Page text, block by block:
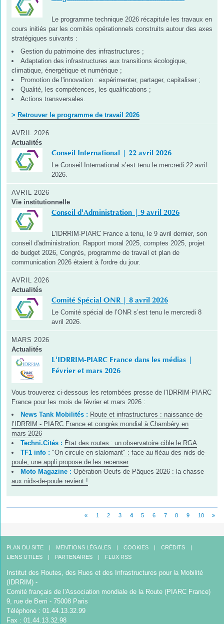
Le programme technique 2026 récapitule les travaux en
cours initiés par les comités opérationnels construits autour des axes
stratégiques suivants :
Gestion du patrimoine des infrastructures ;
Adaptation des infrastructures aux transitions écologique,
climatique, énergétique et numérique ;
Promotion de l'innovation : expérimenter, partager, capitaliser ;
Qualité, les compétences, les qualifications ;
Actions transversales.
> Retrouver le programme de travail 2026
AVRIL 2026
Actualités
Conseil International | 22 avril 2026
Le Conseil International s’est tenu le mercredi 22 avril
2026.
AVRIL 2026
Vie institutionnelle
Conseil d'Administration | 9 avril 2026
L'IDRRIM-PIARC France a tenu, le 9 avril dernier, son
conseil d'administration. Rapport moral 2025, comptes 2025, projet
de budget 2026, Congrès, programme de travail et plan de
communication 2026 étaient à l'ordre du jour.
AVRIL 2026
Actualités
Comité Spécial ONR | 8 avril 2026
Le Comité spécial de l’ONR s’est tenu le mercredi 8
avril 2026.
MARS 2026
Actualités
L'IDRRIM-PIARC France dans les médias |
Février et mars 2026
Vous trouverez ci-dessous les retombées presse de l'IDRRIM-PIARC
France pour les mois de février et mars 2026 :
News Tank Mobilités : Route et infrastructures : naissance de
l’IDRRIM - PIARC France et congrès mondial à Chambéry en
mars 2026
Techni.Cités : État des routes : un observatoire cible le RGA
TF1 info : "On circule en slalomant" : face au fléau des nids-de-
poule, une appli propose de les recenser
Moto Magazine : Opération Oeufs de Pâques 2026 : la chasse
aux nids-de-poule revient !
« 1 2 3 4 5 6 7 8 9 10 »
PLAN DU SITE MENTIONS LÉGALES COOKIES
CRÉDITS
LIENS UTILES
PARTENAIRES FLUX RSS
Institut des Routes, des Rues et des Infrastructures pour la Mobilité
(IDRRIM) -
Comité français de l'Association mondiale de la Route (PIARC France)
9, rue de Berri - 75008 Paris
Téléphone : 01.44.13.32.99
Fax : 01.44.13.32.98